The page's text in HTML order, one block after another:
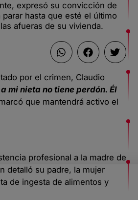
expresó su convicción de
hasta que esté el último
afueras de su vivienda.
por el crimen, Claudio
mi nieta no tiene perdón. Él
que mantendrá activo el
profesional a la madre de
detalló su padre, la mujer
de ingesta de alimentos y